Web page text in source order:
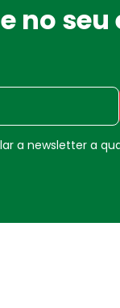
no
a newsletter a